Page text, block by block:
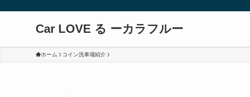
Car LOVE る ーカラフルー
ホーム コイン洗車場紹介